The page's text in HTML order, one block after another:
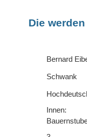
Die
Bernard
Schwank
Innen: